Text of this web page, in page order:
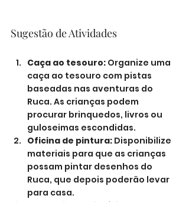
Sugestão de Atividades
Caça ao tesouro: Organize uma
caça ao tesouro com pistas
baseadas nas aventuras do
Ruca. As crianças podem
procurar brinquedos, livros ou
guloseimas escondidas.
Oficina de pintura: Disponibilize
materiais para que as crianças
possam pintar desenhos do
Ruca, que depois poderão levar
para casa.